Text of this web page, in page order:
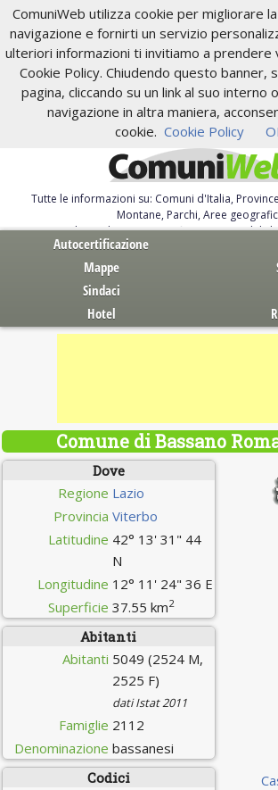
ComuniWeb utilizza cookie per migliorare
navigazione e fornirti un servizio
ulteriori informazioni ti invitiamo a prendere
Cookie Policy. Chiudendo questo banner,
pagina, cliccando su un link al suo interno
navigazione in altra maniera,
cookie. Cookie Policy
Tutte le informazioni su: Comuni d'Italia,
Montane, Parchi, Aree
Servizi al Cittadino. Autocertificazione, moduli,
Autocertificazione
Mappe
Sindaci
Hotel
Comune di Bassano
Dove
Regione Lazio
Provincia Viterbo
Latitudine 42° 13' 31" 44
N
Longitudine 12° 11' 24" 36 E
Superficie 37.55 km2
Abitanti
Abitanti 5049 (2524 M,
2525 F)
dati Istat 2011
Famiglie 2112
Denominazione bassanesi
Codici